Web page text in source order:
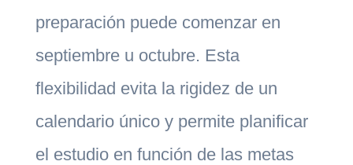
preparación puede comenzar en
septiembre u octubre. Esta
flexibilidad evita la rigidez de un
calendario único y permite planificar
el estudio en función de las metas